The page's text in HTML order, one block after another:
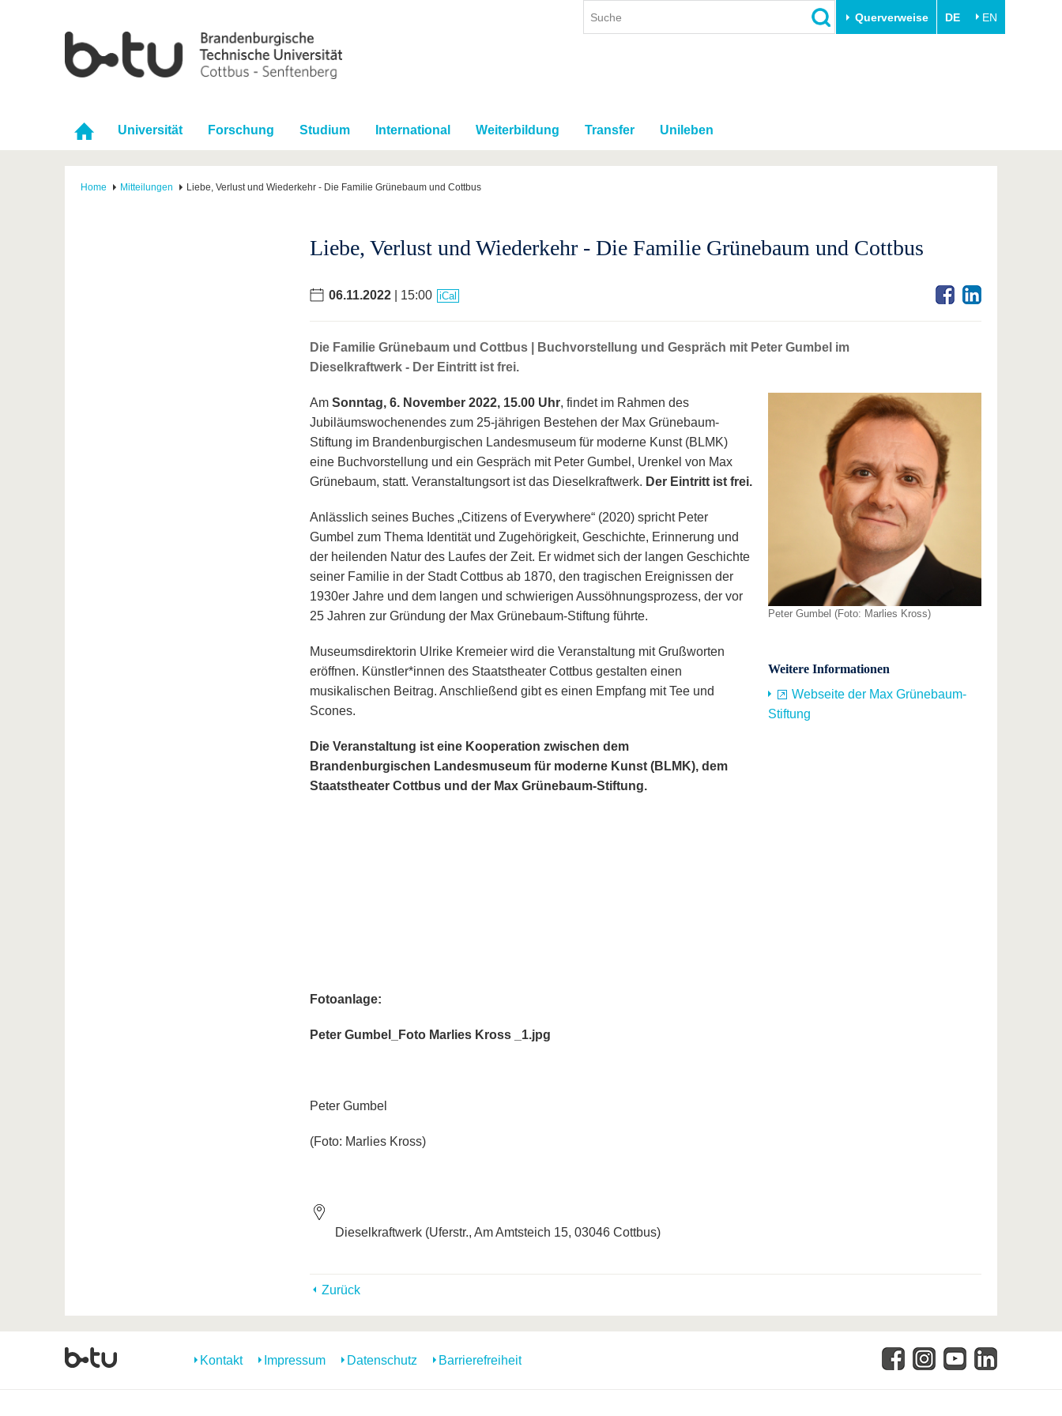
Querverweise DE EN
Universität Forschung Studium International Weiterbildung Transfer Unileben
Home Mitteilungen Liebe, Verlust und Wiederkehr - Die Familie Grünebaum und Cottbus
Liebe, Verlust und Wiederkehr - Die Familie Grünebaum und Cottbus
06.11.2022 | 15:00 iCal
Die Familie Grünebaum und Cottbus | Buchvorstellung und Gespräch mit Peter Gumbel im
Dieselkraftwerk - Der Eintritt ist frei.
Am Sonntag, 6. November 2022, 15.00 Uhr, findet im Rahmen des
Jubiläumswochenendes zum 25-jährigen Bestehen der Max Grünebaum-
Stiftung im Brandenburgischen Landesmuseum für moderne Kunst (BLMK)
eine Buchvorstellung und ein Gespräch mit Peter Gumbel, Urenkel von Max
Grünebaum, statt. Veranstaltungsort ist das Dieselkraftwerk. Der Eintritt ist frei.
Anlässlich seines Buches „Citizens of Everywhere“ (2020) spricht Peter
Gumbel zum Thema Identität und Zugehörigkeit, Geschichte, Erinnerung und
der heilenden Natur des Laufes der Zeit. Er widmet sich der langen Geschichte
seiner Familie in der Stadt Cottbus ab 1870, den tragischen Ereignissen der
1930er Jahre und dem langen und schwierigen Aussöhnungsprozess, der vor
25 Jahren zur Gründung der Max Grünebaum-Stiftung führte.
Museumsdirektorin Ulrike Kremeier wird die Veranstaltung mit Grußworten
eröffnen. Künstler*innen des Staatstheater Cottbus gestalten einen
musikalischen Beitrag. Anschließend gibt es einen Empfang mit Tee und
Scones.
Die Veranstaltung ist eine Kooperation zwischen dem
Brandenburgischen Landesmuseum für moderne Kunst (BLMK), dem
Staatstheater Cottbus und der Max Grünebaum-Stiftung.
Fotoanlage:
Peter Gumbel_Foto Marlies Kross _1.jpg
Peter Gumbel
(Foto: Marlies Kross)
Dieselkraftwerk (Uferstr., Am Amtsteich 15, 03046 Cottbus)
Peter Gumbel (Foto: Marlies Kross)
Weitere Informationen
Webseite der Max Grünebaum-
Stiftung
Zurück
Kontakt Impressum Datenschutz Barrierefreiheit